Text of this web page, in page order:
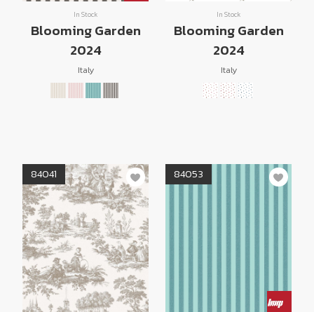
In Stock
Blooming Garden
2024
Italy
In Stock
Blooming Garden
2024
Italy
84041 84053